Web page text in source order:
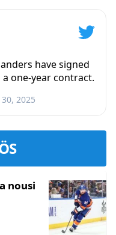
have signed
one-year contract.
2025
nousi